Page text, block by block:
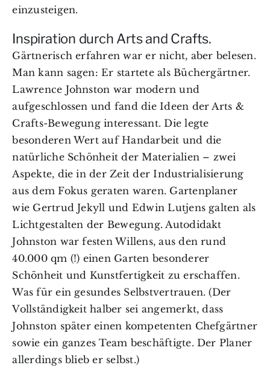
einzusteigen.
Inspiration durch Arts and Crafts.
Gärtnerisch erfahren war er nicht, aber belesen.
Man kann sagen: Er startete als Büchergärtner.
Lawrence Johnston war modern und
aufgeschlossen und fand die Ideen der Arts &
Crafts-Bewegung interessant. Die legte
besonderen Wert auf Handarbeit und die
natürliche Schönheit der Materialien – zwei
Aspekte, die in der Zeit der Industrialisierung
aus dem Fokus geraten waren. Gartenplaner
wie Gertrud Jekyll und Edwin Lutjens galten als
Lichtgestalten der Bewegung. Autodidakt
Johnston war festen Willens, aus den rund
40.000 qm (!) einen Garten besonderer
Schönheit und Kunstfertigkeit zu erschaffen.
Was für ein gesundes Selbstvertrauen. (Der
Vollständigkeit halber sei angemerkt, dass
Johnston später einen kompetenten Chefgärtner
sowie ein ganzes Team beschäftigte. Der Planer
allerdings blieb er selbst.)